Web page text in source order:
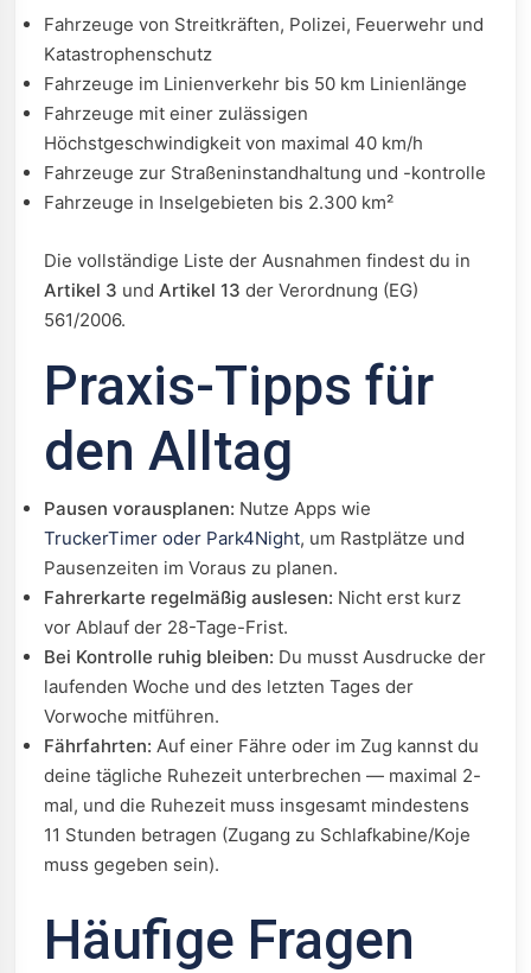
Fahrzeuge von Streitkräften, Polizei, Feuerwehr und
Katastrophenschutz
Fahrzeuge im Linienverkehr bis 50 km Linienlänge
Fahrzeuge mit einer zulässigen
Höchstgeschwindigkeit von maximal 40 km/h
Fahrzeuge zur Straßeninstandhaltung und -kontrolle
Fahrzeuge in Inselgebieten bis 2.300 km²
Die vollständige Liste der Ausnahmen findest du in
Artikel 3 und Artikel 13 der Verordnung (EG)
561/2006.
Praxis-Tipps für
den Alltag
Pausen vorausplanen: Nutze Apps wie
TruckerTimer oder Park4Night, um Rastplätze und
Pausenzeiten im Voraus zu planen.
Fahrerkarte regelmäßig auslesen: Nicht erst kurz
vor Ablauf der 28-Tage-Frist.
Bei Kontrolle ruhig bleiben: Du musst Ausdrucke der
laufenden Woche und des letzten Tages der
Vorwoche mitführen.
Fährfahrten: Auf einer Fähre oder im Zug kannst du
deine tägliche Ruhezeit unterbrechen — maximal 2-
mal, und die Ruhezeit muss insgesamt mindestens
11 Stunden betragen (Zugang zu Schlafkabine/Koje
muss gegeben sein).
Häufige Fragen